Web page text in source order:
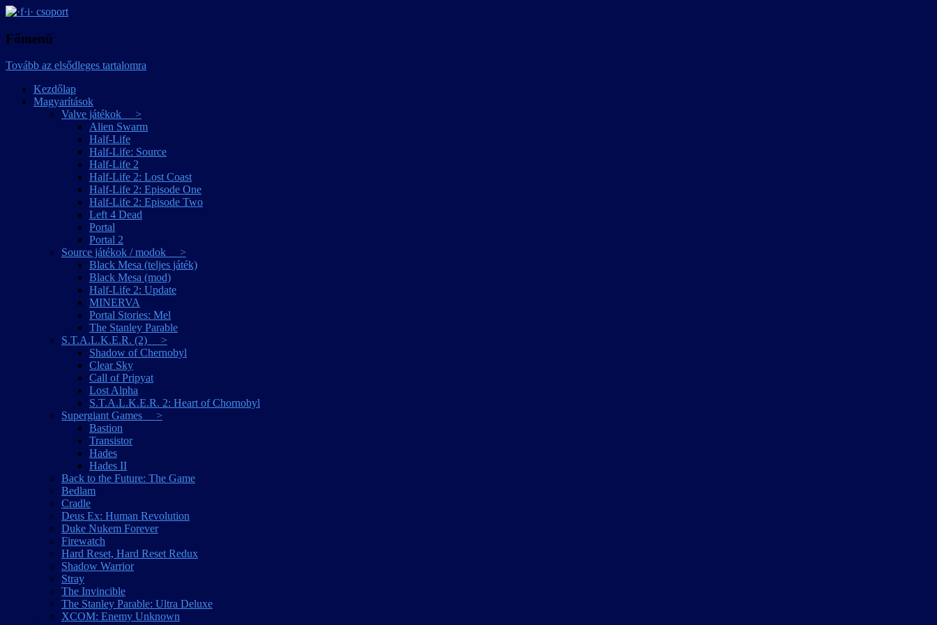
·f·i· csoport
Főmenü
Tovább az elsődleges tartalomra
Kezdőlap
Magyarítások
Valve játékok >
Alien Swarm
Half-Life
Half-Life: Source
Half-Life 2
Half-Life 2: Lost Coast
Half-Life 2: Episode One
Half-Life 2: Episode Two
Left 4 Dead
Portal
Portal 2
Source játékok / modok >
Black Mesa (teljes játék)
Black Mesa (mod)
Half-Life 2: Update
MINERVA
Portal Stories: Mel
The Stanley Parable
S.T.A.L.K.E.R. (2) >
Shadow of Chernobyl
Clear Sky
Call of Pripyat
Lost Alpha
S.T.A.L.K.E.R. 2: Heart of Chornobyl
Supergiant Games >
Bastion
Transistor
Hades
Hades II
Back to the Future: The Game
Bedlam
Cradle
Deus Ex: Human Revolution
Duke Nukem Forever
Firewatch
Hard Reset, Hard Reset Redux
Shadow Warrior
Stray
The Invincible
The Stanley Parable: Ultra Deluxe
XCOM: Enemy Unknown